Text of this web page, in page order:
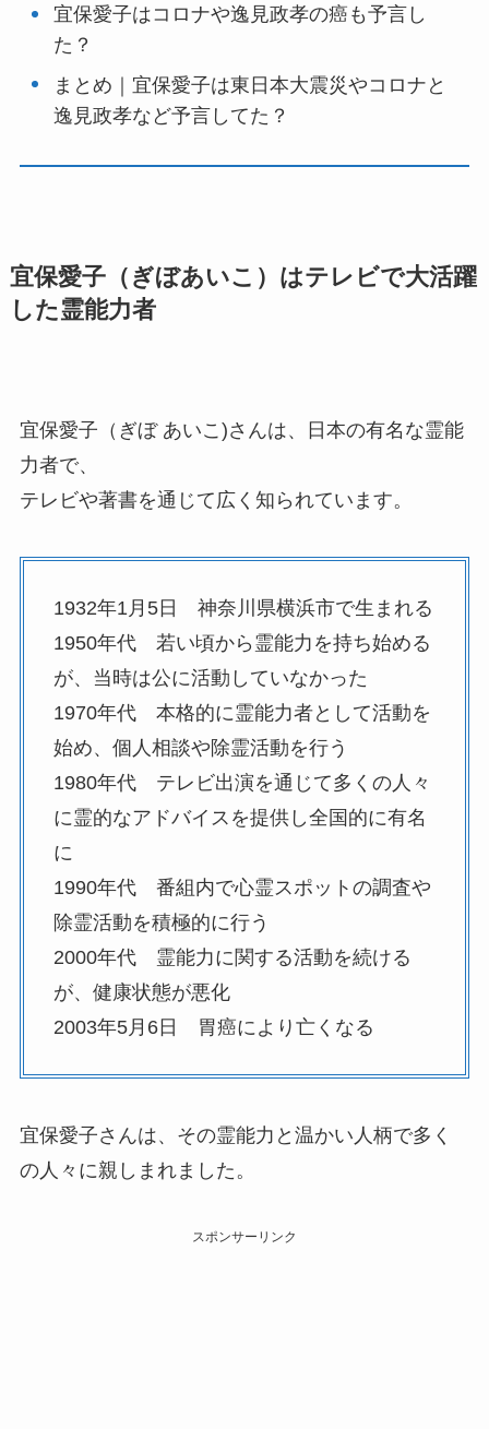
宜保愛子はコロナや逸見政孝の癌も予言し
た？
まとめ｜宜保愛子は東日本大震災やコロナと
逸見政孝など予言してた？
宜保愛子（ぎぼあいこ）はテレビで大活躍
した霊能力者
宜保愛子（ぎぼ あいこ)さんは、日本の有名な霊能
力者で、
テレビや著書を通じて広く知られています。
1932年1月5日 神奈川県横浜市で生まれる
1950年代 若い頃から霊能力を持ち始める
が、当時は公に活動していなかった
1970年代 本格的に霊能力者として活動を
始め、個人相談や除霊活動を行う
1980年代 テレビ出演を通じて多くの人々
に霊的なアドバイスを提供し全国的に有名
に
1990年代 番組内で心霊スポットの調査や
除霊活動を積極的に行う
2000年代 霊能力に関する活動を続ける
が、健康状態が悪化
2003年5月6日 胃癌により亡くなる
宜保愛子さんは、その霊能力と温かい人柄で多く
の人々に親しまれました。
スポンサーリンク